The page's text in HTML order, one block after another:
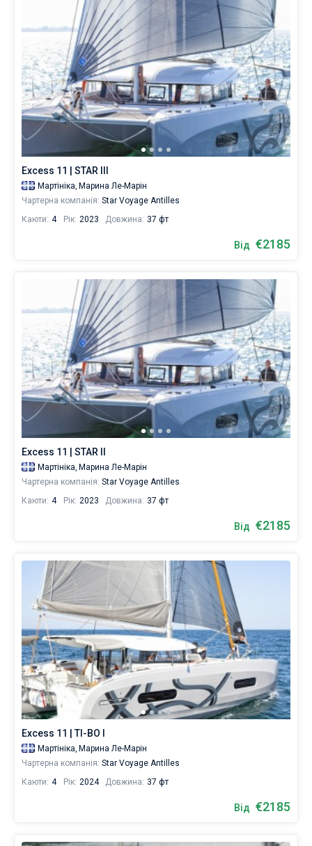
Excess 11 | STAR III
Мартініка, Марина Ле-Марін
Чартерна компанія: Star Voyage Antilles
Каюти: 4 Рік: 2023 Довжина: 37 фт
Від €2185
Excess 11 | STAR II
Мартініка, Марина Ле-Марін
Чартерна компанія: Star Voyage Antilles
Каюти: 4 Рік: 2023 Довжина: 37 фт
Від €2185
Excess 11 | TI-BO I
Мартініка, Марина Ле-Марін
Чартерна компанія: Star Voyage Antilles
Каюти: 4 Рік: 2024 Довжина: 37 фт
Від €2185